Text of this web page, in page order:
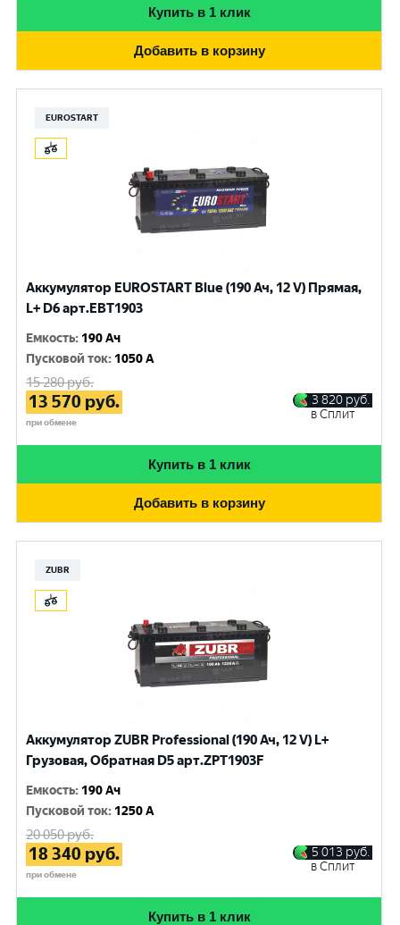
Купить в 1 клик
Добавить в корзину
EUROSTART
Аккумулятор EUROSTART Blue (190 Ач, 12 V) Прямая,
L+ D6 арт.EBT1903
Емкость: 190 Ач
Пусковой ток: 1050 A
15 280руб.
13 570 руб.
при обмене
3 820 руб.
в Сплит
Купить в 1 клик
Добавить в корзину
ZUBR
Аккумулятор ZUBR Professional (190 Ач, 12 V) L+
Грузовая, Обратная D5 арт.ZPT1903F
Емкость: 190 Ач
Пусковой ток: 1250 A
20 050руб.
18 340 руб.
при обмене
5 013 руб.
в Сплит
Купить в 1 клик